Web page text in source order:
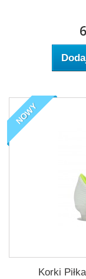
NOWY
Korki